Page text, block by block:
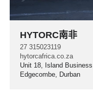
HYTORC南非
27 315023119
hytorcafrica.co.za
Unit 18, Island
Edgecombe, Durban